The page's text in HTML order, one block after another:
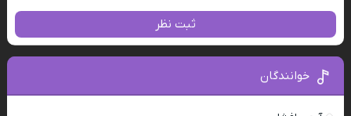
ثبت نظر
خوانندگان